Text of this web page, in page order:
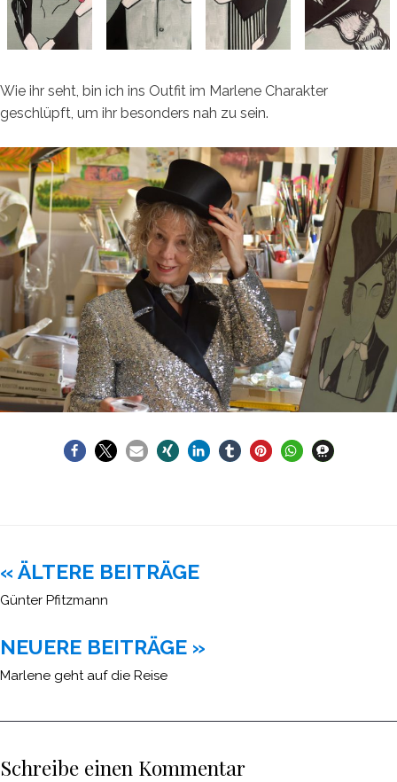
Wie ihr seht, bin ich ins Outfit im Marlene Charakter
geschlüpft, um ihr besonders nah zu sein.
Beitragsnavigation
« ÄLTERE BEITRÄGE
Günter Pfitzmann
NEUERE BEITRÄGE »
Marlene geht auf die Reise
Schreibe einen Kommentar